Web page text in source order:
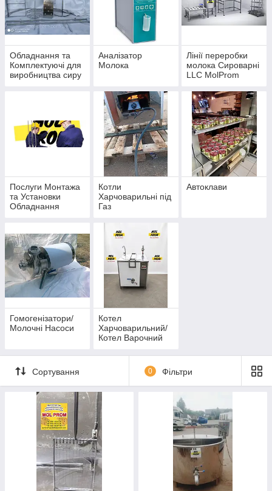
Обладнання та
Комплектуючі для
виробництва сиру
Аналізатор
Молока
Лінії переробки
молока Сироварні
LLC MolProm
Послуги Монтажа
та Установки
Обладнання
Котли
Харчоварильні під
Газ
Автоклави
Гомогенізатори/
Молочні Насоси
Котел
Харчоварильний/
Котел Варочний
Сортування 0 Фільтри